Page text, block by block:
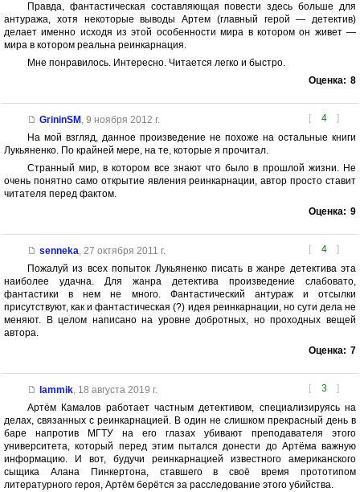
Правда, фантастическая составляющая повести здесь больше для
антуража, хотя некоторые выводы Артем (главный герой — детектив)
делает именно исходя из этой особенности мира в котором он живет —
мира в котором реальна реинкарнация.
Мне понравилось. Интересно. Читается легко и быстро.
Оценка: 8
[ 4 ]
GrininSM , 9 ноября 2012 г.
На мой взгляд, данное произведение не похоже на остальные книги
Лукьяненко. По крайней мере, на те, которые я прочитал.
Странный мир, в котором все знают что было в прошлой жизни. Не
очень понятно само открытие явления реинкарнации, автор просто ставит
читателя перед фактом.
Оценка: 9
[ 4 ]
senneka, 27 октября 2011 г.
Пожалуй из всех попыток Лукьяненко писать в жанре детектива эта
наиболее удачна. Для жанра детектива произведение слабовато,
фантастики в нем не много. Фантастический антураж и отсылки
присутствуют, как и фантастическая (?) идея реинкарнации, но сути дела не
меняют. В целом написано на уровне добротных, но проходных вещей
автора.
Оценка: 7
[ 3 ]
lammik, 18 августа 2019 г.
Артём Камалов работает частным детективом, специализируясь на
делах, связанных с реинкарнацией. В один не слишком прекрасный день в
баре напротив МГТУ на его глазах убивают преподавателя этого
университета, который перед этим пытался донести до Артёма важную
информацию. И вот, будучи реинкарнацией известного американского
сыщика Алана Пинкертона, ставшего в своё время прототипом
литературного героя, Артём берётся за расследование этого убийства.